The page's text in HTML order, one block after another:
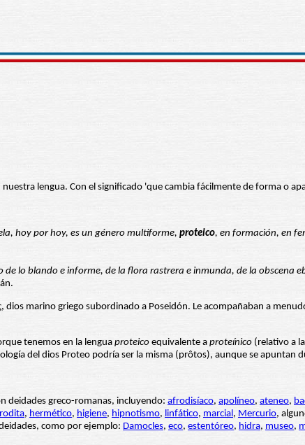
lengua. Con el significado 'que cambia fácilmente de forma o
hoy por hoy, es un género multiforme, proteico, en formación, en
de lo blando e informe, de la flora rastrera e inmunda, de la obscena
dios marino griego subordinado a Poseidón. Le acompañaban a
tenemos en la lenguaproteico equivalente a proteínico (relativo a
del dios Proteo podría ser la misma (prôtos), aunque se apuntan
deidades greco-romanas, incluyendo: afrodisíaco, apolíneo, ateneo,
, hermético, higiene, hipnotismo, linfático, marcial, Mercurio,
como por ejemplo: Damocles, eco, estentóreo, hidra, museo,